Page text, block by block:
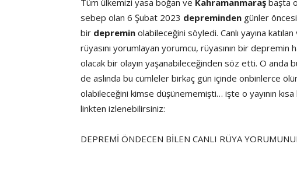
Tüm ülkemizi yasa boğan ve Kahramanmaraş başta
sebep olan 6 Şubat 2023 depreminden günler öncesi
bir depremin olabileceğini söyledi. Canlı yayına
rüyasını yorumlayan yorumcu, rüyasının bir
olacak bir olayın yaşanabileceğinden söz etti. O
de aslında bu cümleler birkaç gün içinde onbinlerce
olabileceğini kimse düşünememişti… işte o yayının kısa
linkten izlenebilirsiniz:
DEPREMİ ÖNDECEN BİLEN CANLI RÜYA